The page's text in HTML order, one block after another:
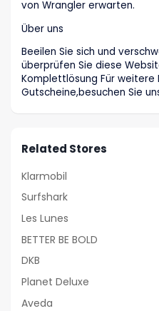
von Wrangler erwarten.
Über uns
Beeilen Sie sich und
überprüfen Sie diese
Komplettlösung Für
Gutscheine,besuchen Sie
Related Stores
Klarmobil
Surfshark
Les Lunes
BETTER BE BOLD
DKB
Planet Deluxe
Aveda